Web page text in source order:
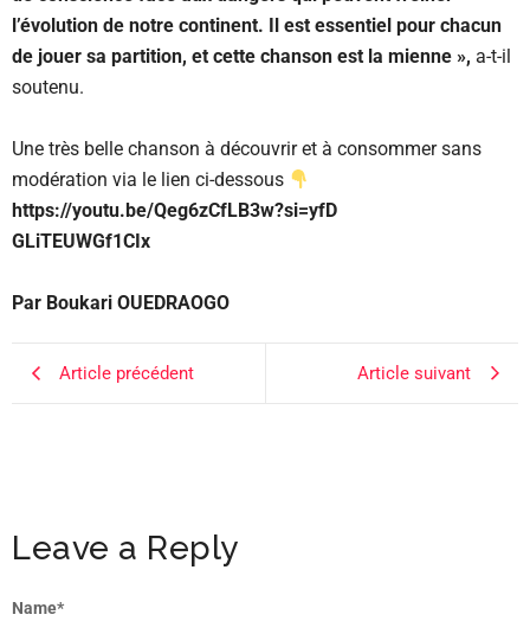
l’évolution de notre continent. Il est essentiel pour chacun
de jouer sa partition, et cette chanson est la mienne », a-t-il
soutenu.
Une très belle chanson à découvrir et à consommer sans
modération via le lien ci-dessous
https://youtu.be/Qeg6zCfLB3w?si=yfD
GLiTEUWGf1CIx
Par Boukari OUEDRAOGO
Article précédent Article suivant
Leave a Reply
Name*